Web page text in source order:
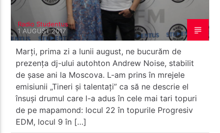
Radio Studentus
1 AUGUST 2017
Marți, prima zi a lunii august, ne bucurăm de
prezența dj-ului autohton Andrew Noise, stabilit
de șase ani la Moscova. L-am prins în mrejele
emisiunii „Tineri și talentați” ca să ne descrie el
însuși drumul care l-a adus în cele mai tari topuri
de pe mapamond: locul 22 în topurile Progresiv
EDM, locul 9 în […]